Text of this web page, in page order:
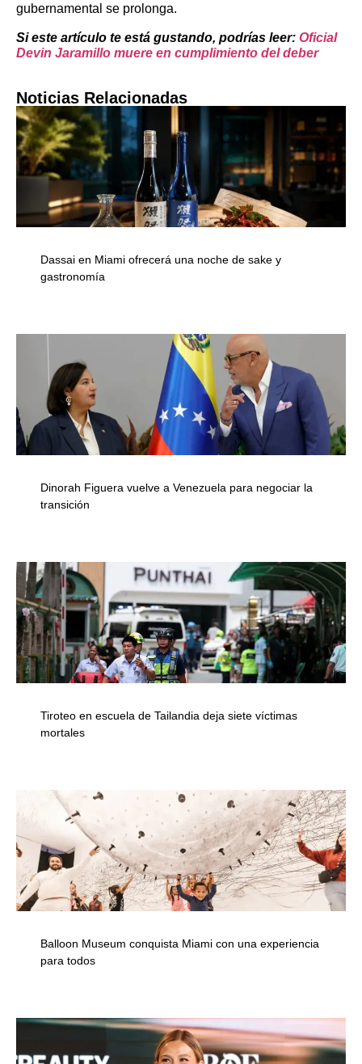
gubernamental se prolonga.
Si este artículo te está gustando, podrías leer: Oficial
Devin Jaramillo muere en cumplimiento del deber
Noticias Relacionadas
Dassai en Miami ofrecerá una noche de sake y
gastronomía
Dinorah Figuera vuelve a Venezuela para negociar la
transición
Tiroteo en escuela de Tailandia deja siete víctimas
mortales
Balloon Museum conquista Miami con una experiencia
para todos